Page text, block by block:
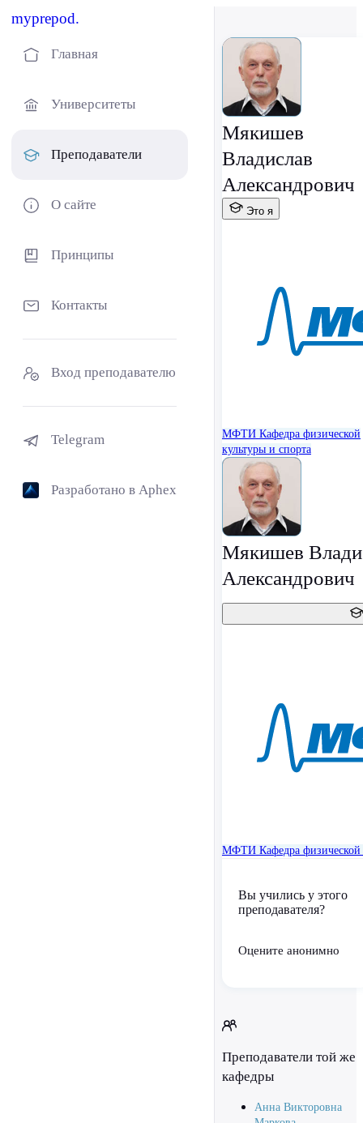
myprepod.
Главная
Университеты
Преподаватели
О сайте
Принципы
Контакты
Вход преподавателю
Telegram
Разработано в Aphex
Мякишев
Владислав
Александрович
Это я
МФТИ Кафедра физической
культуры и спорта
Мякишев
Александрович
МФТИ Кафедра физической
Вы учились у этого
преподавателя?
Оцените анонимно
Преподаватели той же
кафедры
Анна Викторовна